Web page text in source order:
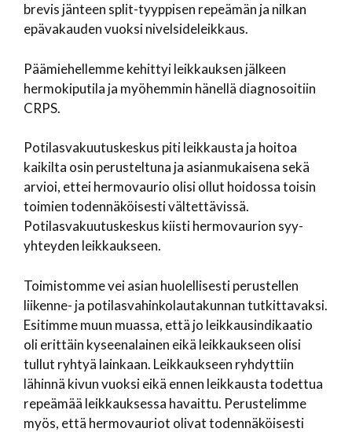
brevis jänteen split-tyyppisen repeämän ja nilkan
epävakauden vuoksi nivelsideleikkaus.
Päämiehellemme kehittyi leikkauksen jälkeen
hermokiputila ja myöhemmin hänellä diagnosoitiin
CRPS.
Potilasvakuutuskeskus piti leikkausta ja hoitoa
kaikilta osin perusteltuna ja asianmukaisena sekä
arvioi, ettei hermovaurio olisi ollut hoidossa toisin
toimien todennäköisesti vältettävissä.
Potilasvakuutuskeskus kiisti hermovaurion syy-
yhteyden leikkaukseen.
Toimistomme vei asian huolellisesti perustellen
liikenne- ja potilasvahinkolautakunnan tutkittavaksi.
Esitimme muun muassa, että jo leikkausindikaatio
oli erittäin kyseenalainen eikä leikkaukseen olisi
tullut ryhtyä lainkaan. Leikkaukseen ryhdyttiin
lähinnä kivun vuoksi eikä ennen leikkausta todettua
repeämää leikkauksessa havaittu. Perustelimme
myös, että hermovauriot olivat todennäköisesti